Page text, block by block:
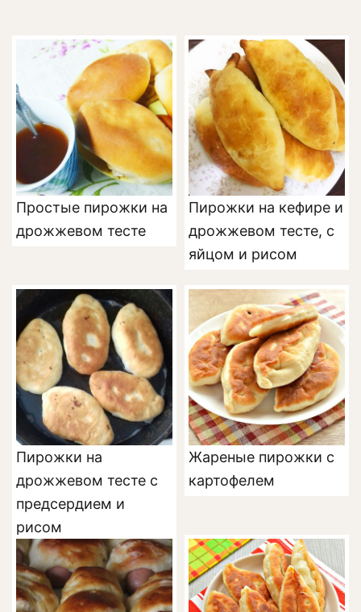
Простые пирожки на
дрожжевом тесте
Пирожки на кефире и
дрожжевом тесте, с
яйцом и рисом
Пирожки на
дрожжевом тесте с
предсердием и
рисом
Жареные пирожки с
картофелем